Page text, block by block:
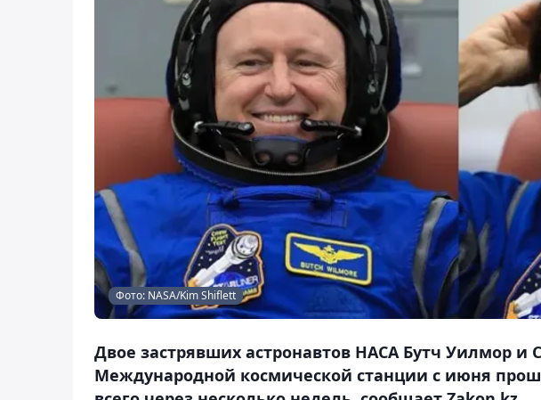
Фото: NASA/Kim Shiflett
Двое застрявших астронавтов НАСА Бутч Уилмор и
Международной космической станции с июня